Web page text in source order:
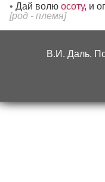
Дай волю осоту, и
[род - племя]
В.И. Даль.